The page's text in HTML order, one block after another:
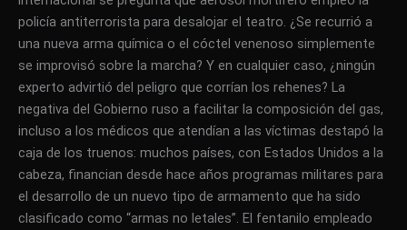
policía antiterrorista para desalojar el teatro. ¿Se recurrió a
una nueva arma química o el cóctel venenoso simplemente
se improvisó sobre la marcha? Y en cualquier caso, ¿ningún
experto advirtió del peligro que corrían los rehenes? La
negativa del Gobierno ruso a facilitar la composición del gas,
incluso a los médicos que atendían a las víctimas destapó la
caja de los truenos: muchos países, con Estados Unidos a la
cabeza, financian desde hace años programas militares para
el desarrollo de un nuevo tipo de armamento que ha sido
clasificado como “armas no letales”. El fentanilo empleado